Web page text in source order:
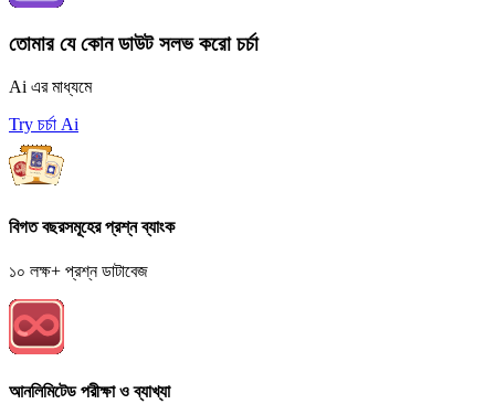
তোমার যে কোন ডাউট সলভ করো চর্চা
Ai এর মাধ্যমে
Try চর্চা Ai
বিগত বছরসমূহের প্রশ্ন ব্যাংক
১০ লক্ষ+ প্রশ্ন ডাটাবেজ
আনলিমিটেড পরীক্ষা ও ব্যাখ্যা